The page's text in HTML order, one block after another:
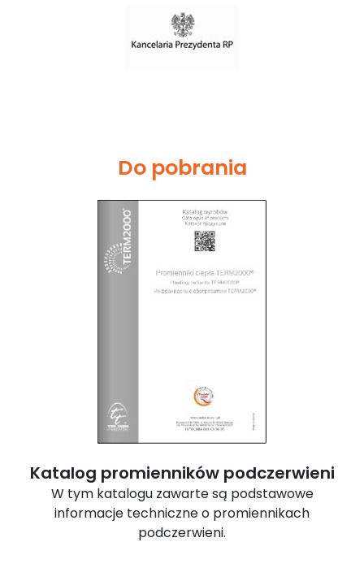
Do pobrania
Katalog promienników podczerwieni
W tym katalogu zawarte są podstawowe
informacje techniczne o promiennikach
podczerwieni.